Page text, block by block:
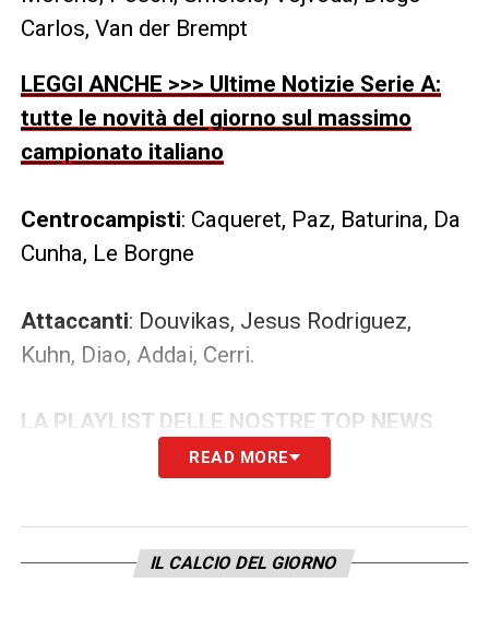
Carlos, Van der Brempt
LEGGI ANCHE >>> Ultime Notizie Serie A:
tutte le novità del giorno sul massimo
campionato italiano
Centrocampisti: Caqueret, Paz, Baturina, Da
Cunha, Le Borgne
Attaccanti: Douvikas, Jesus Rodriguez,
Kuhn, Diao, Addai, Cerri.
LA PLAYLIST DELLE NOSTRE TOP NEWS
READ MORE
IL CALCIO DEL GIORNO